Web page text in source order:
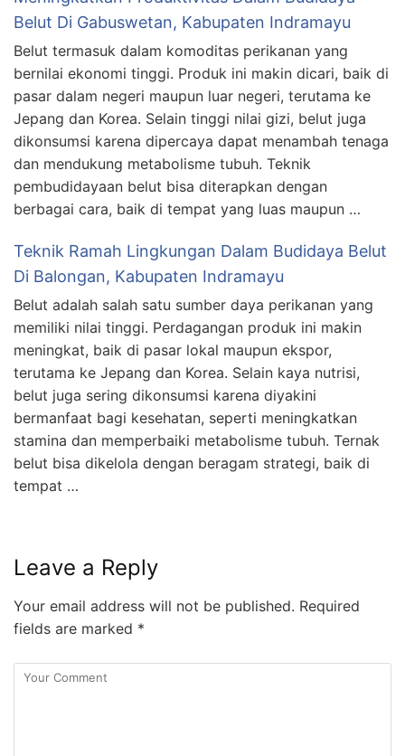
Belut Di Gabuswetan, Kabupaten Indramayu
Belut termasuk dalam komoditas perikanan yang
bernilai ekonomi tinggi. Produk ini makin dicari, baik di
pasar dalam negeri maupun luar negeri, terutama ke
Jepang dan Korea. Selain tinggi nilai gizi, belut juga
dikonsumsi karena dipercaya dapat menambah tenaga
dan mendukung metabolisme tubuh. Teknik
pembudidayaan belut bisa diterapkan dengan
berbagai cara, baik di tempat yang luas maupun …
Teknik Ramah Lingkungan Dalam Budidaya Belut
Di Balongan, Kabupaten Indramayu
Belut adalah salah satu sumber daya perikanan yang
memiliki nilai tinggi. Perdagangan produk ini makin
meningkat, baik di pasar lokal maupun ekspor,
terutama ke Jepang dan Korea. Selain kaya nutrisi,
belut juga sering dikonsumsi karena diyakini
bermanfaat bagi kesehatan, seperti meningkatkan
stamina dan memperbaiki metabolisme tubuh. Ternak
belut bisa dikelola dengan beragam strategi, baik di
tempat …
Leave a Reply
Your email address will not be published. Required
fields are marked *